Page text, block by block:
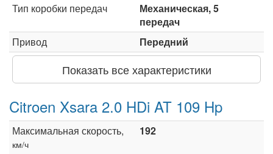
Тип коробки передач
Механическая, 5
передач
Привод
Передний
Показать все характеристики
Citroen Xsara 2.0 HDi AT 109 Hp
Максимальная скорость,
км/ч
192